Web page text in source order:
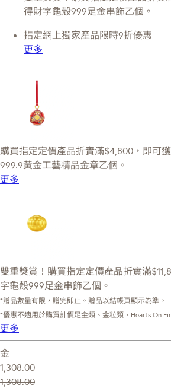
得財字龜殼999足金串飾乙個。
指定網上獨家產品限時9折優惠
更多
購買指定定價產品折實滿$4,800，即可
999.9黃金工藝精品金章乙個。
更多
雙重獎賞！購買指定定價產品折實滿
字龜殼999足金串飾乙個。
*贈品數量有限，贈完即止。贈品以結帳頁顯示為準。
*優惠不適用於購買計價足金類、金粒類、Hearts On
更多
金
1,308.00
1,308.00